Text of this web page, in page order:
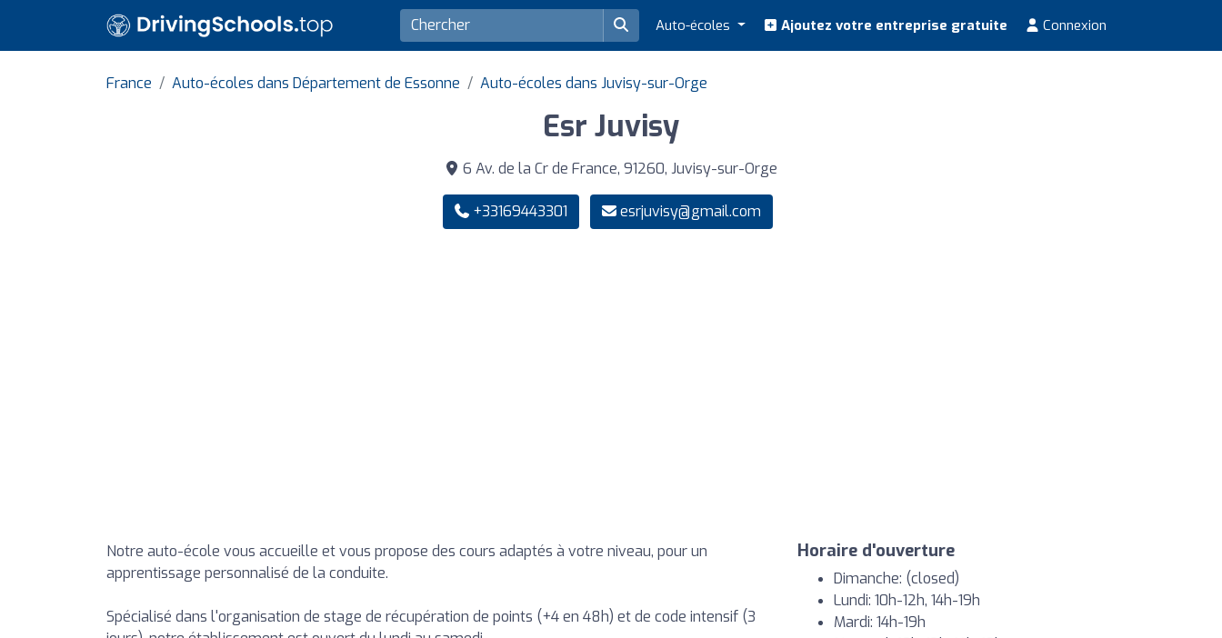
Auto-écoles Ajoutez votre entreprise gratuite Connexion
France Auto-écoles dans Département de Essonne Auto-écoles dans Juvisy-sur-Orge
Esr Juvisy
6 Av. de la Cr de France, 91260, Juvisy-sur-Orge
+33169443301 esrjuvisy@gmail.com
Notre auto-école vous accueille et vous propose des cours adaptés à votre niveau, pour un
apprentissage personnalisé de la conduite.
Spécialisé dans l'organisation de stage de récupération de points (+4 en 48h) et de code intensif (3
Horaire d'ouverture
Dimanche: (closed)
Lundi: 10h-12h, 14h-19h
Mardi: 14h-19h